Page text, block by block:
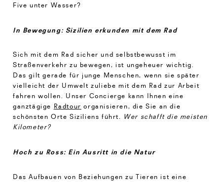
Five unter Wasser?
In Bewegung: Sizilien erkunden mit dem Rad
Sich mit dem Rad sicher und selbstbewusst im
Straßenverkehr zu bewegen, ist ungeheuer wichtig.
Das gilt gerade für junge Menschen, wenn sie später
vielleicht der Umwelt zuliebe mit dem Rad zur Arbeit
fahren wollen. Unser Concierge kann Ihnen eine
ganztägige Radtour organisieren, die Sie an die
schönsten Orte Siziliens führt. Wer schafft die meisten
Kilometer?
Hoch zu Ross: Ein Ausritt in die Natur
Das Aufbauen von Beziehungen zu Tieren ist eine